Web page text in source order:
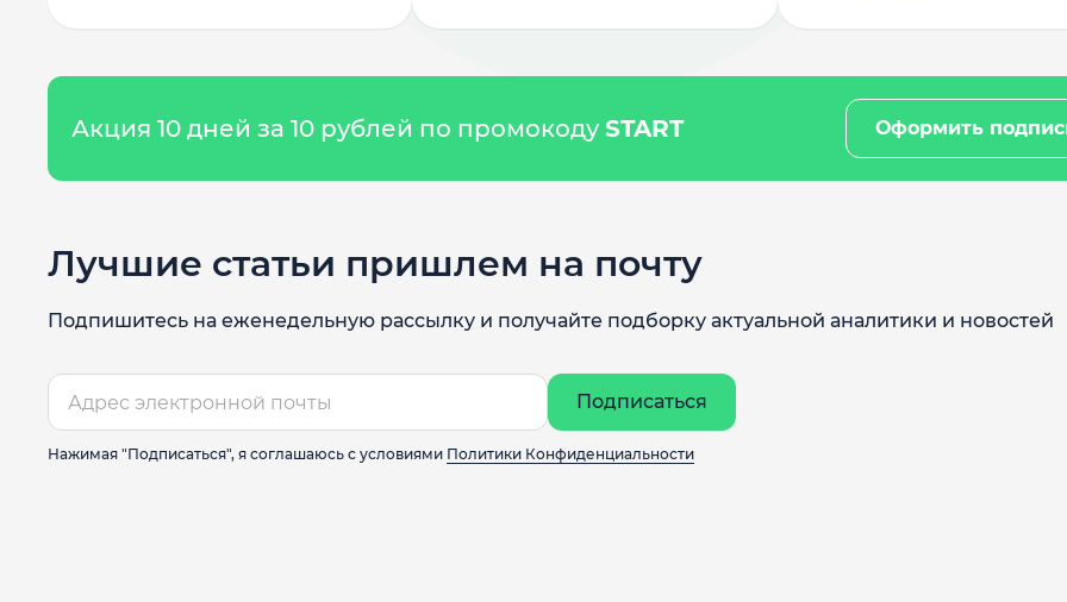
Акция 10 дней за 10 рублей по промокодуSTART Оформить
Лучшие статьи пришлем на почту
Подпишитесь на еженедельную рассылку и получайте подборку актуальной аналитики и новостей
Подписаться
Нажимая "Подписаться", я соглашаюсь с условиями Политики Конфиденциальности